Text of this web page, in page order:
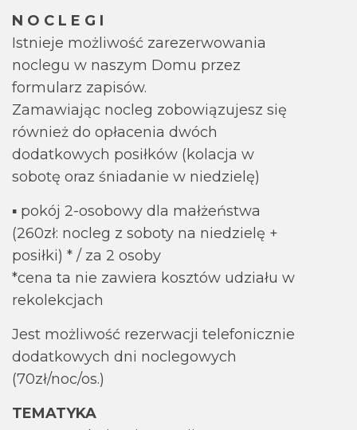
N O C L E G I
Istnieje możliwość zarezerwowania
noclegu w naszym Domu przez
formularz zapisów.
Zamawiając nocleg zobowiązujesz się
również do opłacenia dwóch
dodatkowych posiłków (kolacja w
sobotę oraz śniadanie w niedzielę)
▪ pokój 2-osobowy dla małżeństwa
(260zł: nocleg z soboty na niedzielę +
posiłki) * / za 2 osoby
*cena ta nie zawiera kosztów udziału w
rekolekcjach
Jest możliwość rezerwacji telefonicznie
dodatkowych dni noclegowych
(70zł/noc/os.)
TEMATYKA